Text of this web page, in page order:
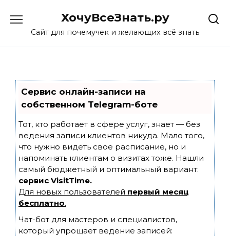
content
ХочуВсеЗнать.ру
Сайт для почемучек и желающих всё знать
Сервис онлайн-записи на
собственном Telegram-боте
Тот, кто работает в сфере услуг, знает — без
ведения записи клиентов никуда. Мало того,
что нужно видеть свое расписание, но и
напоминать клиентам о визитах тоже. Нашли
самый бюджетный и оптимальный вариант:
сервис VisitTime.
Для новых пользователей первый месяц
бесплатно.
Чат-бот для мастеров и специалистов,
который упрощает ведение записей: